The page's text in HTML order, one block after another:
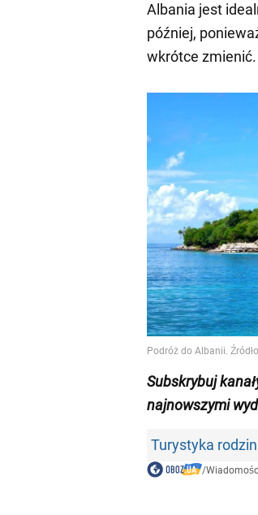
Albania jest
później,
wkrótce zmienić.
Subskrybuj
najnowszymi
Turystyka
/